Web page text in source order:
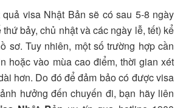
visa Nhật Bản sẽ có sau 5-8 ngày
bảy, chủ nhật và các ngày lễ, tết) kể
sơ. Tuy nhiên, một số trường hợp cần
hoặc vào mùa cao điểm, thời gian xét
hơn. Do đó để đảm bảo có được visa
hưởng đến chuyến đi, bạn hãy liên